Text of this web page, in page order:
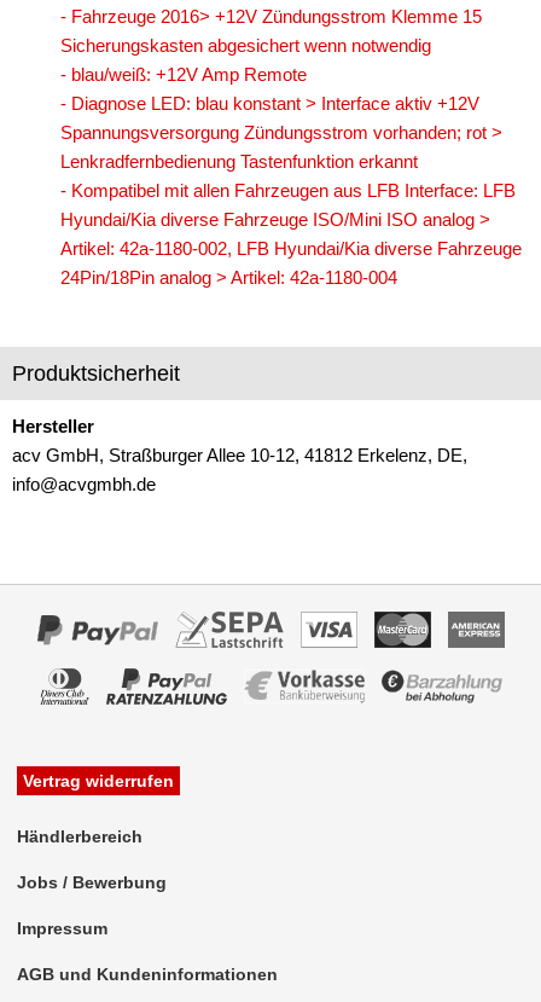
für Nissan
für Oldsmobil
für Opel
für Peugeot
für Pointiac
für Saturn
für Smart
für SsangYong
für Suzuki
für Toyota
für Valtra
für Volvo
- Fahrzeuge 2016> +12V Zündungsstrom Klemme 15
Sicherungskasten abgesichert wenn notwendig
- blau/weiß: +12V Amp Remote
- Diagnose LED: blau konstant > Interface aktiv +12V
Spannungsversorgung Zündungsstrom vorhanden; rot >
Lenkradfernbedienung Tastenfunktion erkannt
- Kompatibel mit allen Fahrzeugen aus LFB Interface: LFB
Hyundai/Kia diverse Fahrzeuge ISO/Mini ISO analog >
Artikel: 42a-1180-002, LFB Hyundai/Kia diverse Fahrzeuge
24Pin/18Pin analog > Artikel: 42a-1180-004
Produktsicherheit
Hersteller
acv GmbH, Straßburger Allee 10-12, 41812 Erkelenz, DE,
info@acvgmbh.de
Vertrag widerrufen
Händlerbereich
Jobs / Bewerbung
Impressum
AGB und Kundeninformationen